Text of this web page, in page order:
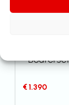
OPEN
€ 1.390